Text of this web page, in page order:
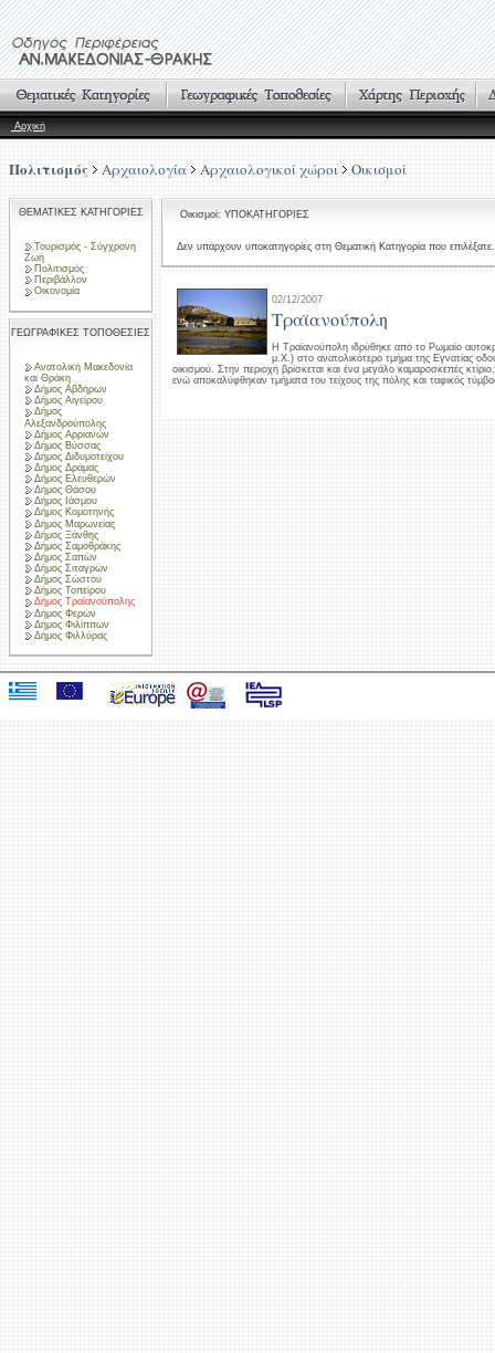
Αρχική
Πολιτισμός Αρχαιολογία Αρχαιολογικοί χώροι Οικισμοί
ΘΕΜΑΤΙΚΕΣ ΚΑΤΗΓΟΡΙΕΣ
Τουρισμός - Σύγχρονη
Ζωή
Πολιτισμός
Περιβάλλον
Οικονομία
ΓΕΩΓΡΑΦΙΚΕΣ ΤΟΠΟΘΕΣΙΕΣ
Ανατολική Μακεδονία
και Θράκη
Δήμος Αβδήρων
Δήμος Αιγείρου
Δήμος
Αλεξανδρούπολης
Δήμος Αρριανών
Δήμος Βύσσας
Δήμος Διδυμοτείχου
Δήμος Δράμας
Δήμος Ελευθερών
Δήμος Θάσου
Δήμος Ιάσμου
Δήμος Κομοτηνής
Δήμος Μαρωνείας
Δήμος Ξάνθης
Δήμος Σαμοθράκης
Δήμος Σαπών
Δήμος Σιταγρών
Δήμος Σώστου
Δήμος Τοπείρου
Δήμος Τραϊανούπολης
Δήμος Φερών
Δήμος Φιλίππων
Δήμος Φιλλύρας
Οικισμοί: ΥΠΟΚΑΤΗΓΟΡΙΕΣ
Δεν υπάρχουν υποκατηγορίες στη Θεματική Κατηγορία που επιλέξατε.
02/12/2007
Τραϊανούπολη
H Tραϊανούπολη ιδρύθηκε από το Pωμαίο
μ.X.) στο ανατολικότερο τμήμα της Eγνατίας
οικισμού. Στην περιοχή βρίσκεται και ένα μεγάλο καμαροσκεπές
ενώ αποκαλύφθηκαν τμήματα του τείχους της πόλης και ταφικός